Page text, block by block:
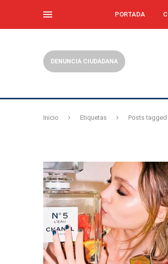
PORTADA
DENUNCIA CIUDADANA
Inicio Etiquetas Posts